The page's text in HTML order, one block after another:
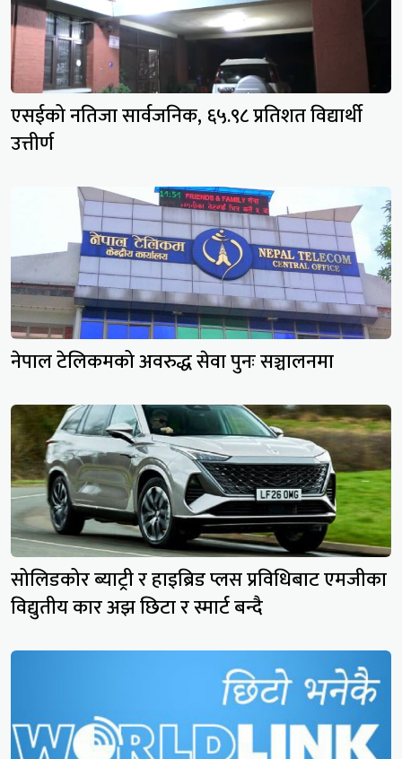
एसईको नतिजा सार्वजनिक, ६५.९८ प्रतिशत विद्यार्थी
उत्तीर्ण
नेपाल टेलिकमको अवरुद्ध सेवा पुनः सञ्चालनमा
सोलिडकोर ब्याट्री र हाइब्रिड प्लस प्रविधिबाट एमजीका
विद्युतीय कार अझ छिटा र स्मार्ट बन्दै